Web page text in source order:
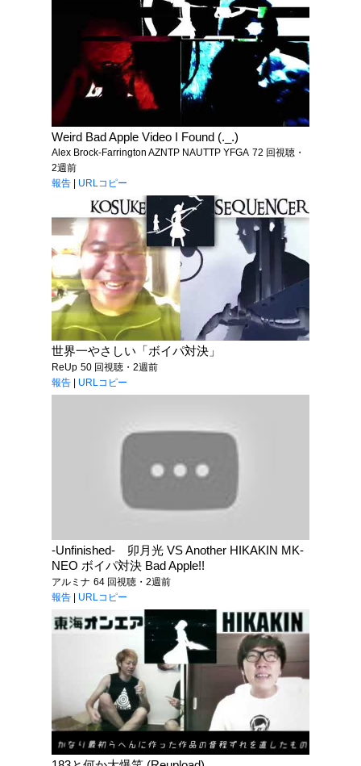
Weird Bad Apple Video I Found (._.)
Alex Brock-Farrington AZNTP NAUTTP YFGA 72 回視聴・
2週前
報告
URLコピー
世界一やさしい「ボイパ対決」
ReUp 50 回視聴・2週前
報告
URLコピー
-Unfinished- 卯月光 VS Another HIKAKIN MK-
NEO ボイパ対決 Bad Apple!!
アルミナ 64 回視聴・2週前
報告
URLコピー